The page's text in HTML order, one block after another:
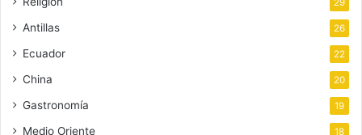
29
Antillas 26
Ecuador 22
China 20
Gastronomía 19
Medio Oriente 18